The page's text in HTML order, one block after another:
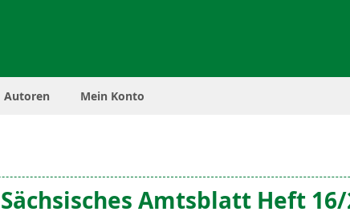
Autoren Mein Konto
Sächsisches Amtsblatt Heft